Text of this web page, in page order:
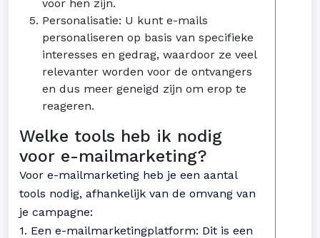
voor hen zijn.
Personalisatie: U kunt e-mails
personaliseren op basis van specifieke
interesses en gedrag, waardoor ze veel
relevanter worden voor de ontvangers
en dus meer geneigd zijn om erop te
reageren.
Welke tools heb ik nodig
voor e-mailmarketing?
Voor e-mailmarketing heb je een aantal
tools nodig, afhankelijk van de omvang van
je campagne:
1. Een e-mailmarketingplatform: Dit is een